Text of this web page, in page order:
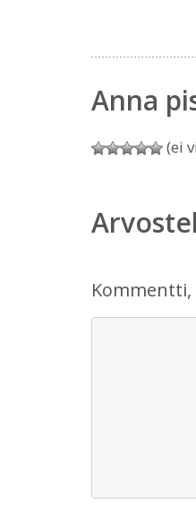
Anna
(ei